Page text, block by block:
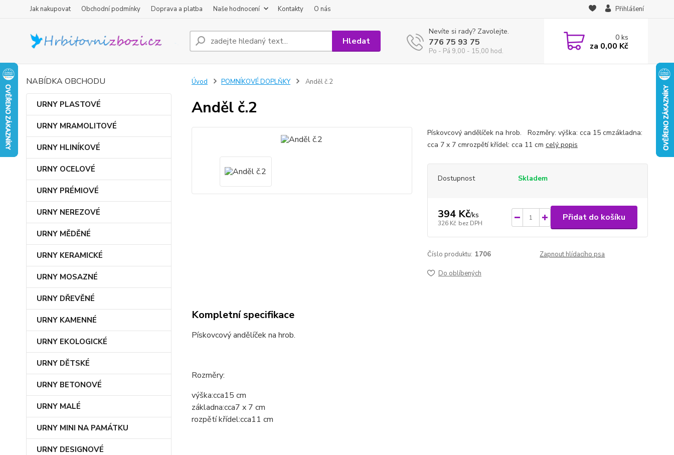
Jak nakupovat Obchodní podmínky Doprava a platba Naše hodnocení Kontakty O nás Přihlášení
Hledat
Nevíte si rady? Zavolejte.
776 75 93 75
Po - Pá 9,00 - 15,00 hod.
0ks
za 0,00 Kč
NABÍDKA OBCHODU
URNY PLASTOVÉ
URNY MRAMOLITOVÉ
URNY HLINÍKOVÉ
URNY OCELOVÉ
URNY PRÉMIOVÉ
URNY NEREZOVÉ
URNY MĚDĚNÉ
URNY KERAMICKÉ
URNY MOSAZNÉ
URNY DŘEVĚNÉ
URNY KAMENNÉ
URNY EKOLOGICKÉ
URNY DĚTSKÉ
URNY BETONOVÉ
URNY MALÉ
URNY MINI NA PAMÁTKU
URNY DESIGNOVÉ
Úvod POMNÍKOVÉ DOPLŇKY Anděl č.2
Anděl č.2
Pískovcový andělíček na hrob. Rozměry: výška: cca 15 cmzákladna:
cca 7 x 7 cmrozpětí křídel: cca 11 cm celý popis
Dostupnost Skladem
394 Kč/ks
326 Kč bez DPH
Přidat do košíku
Číslo produktu: 1706 Zapnout hlídacího psa
Do oblíbených
Kompletní specifikace
Pískovcový andělíček na hrob.
Rozměry:
výška:cca15 cm
základna:cca7 x 7 cm
rozpětí křídel:cca11 cm